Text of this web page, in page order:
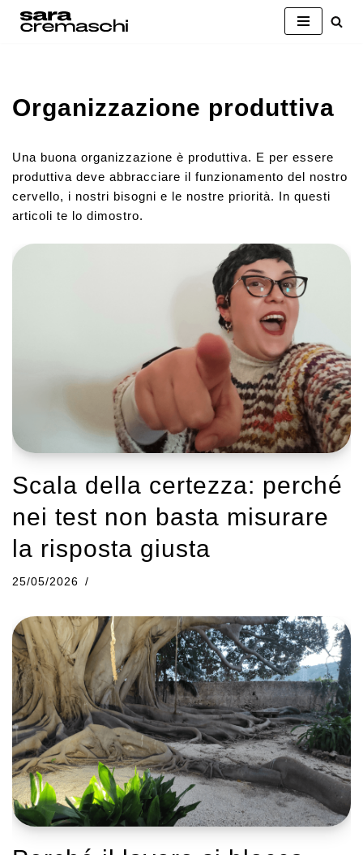
Organizzazione produttiva
Una buona organizzazione è produttiva. E per essere
produttiva deve abbracciare il funzionamento del nostro
cervello, i nostri bisogni e le nostre priorità. In questi
articoli te lo dimostro.
Scala della certezza: perché
nei test non basta misurare
la risposta giusta
25/05/2026